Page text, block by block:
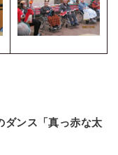
ダンス「真っ赤な太